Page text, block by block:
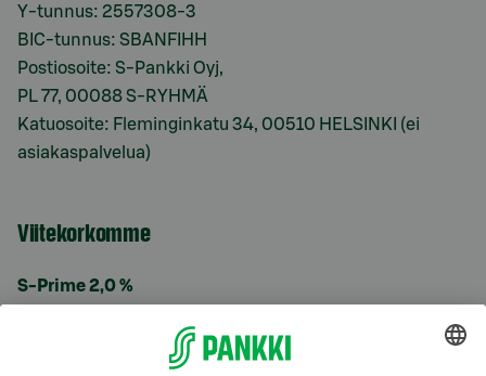
Y-tunnus: 2557308-3
BIC-tunnus: SBANFIHH
Postiosoite: S-Pankki Oyj,
PL 77, 00088 S-RYHMÄ
Katuosoite: Fleminginkatu 34, 00510 HELSINKI (ei
asiakaspalvelua)
Viitekorkomme
S-Prime 2,0 %